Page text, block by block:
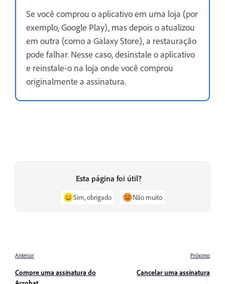
Se você comprou o aplicativo em uma loja (por
exemplo, Google Play), mas depois o atualizou
em outra (como a Galaxy Store), a restauração
pode falhar. Nesse caso, desinstale o aplicativo
e reinstale-o na loja onde você comprou
originalmente a assinatura.
Esta página foi útil?
Sim, obrigado Não muito
Anterior
Compre uma assinatura do
Próximo
Cancelar uma assinatura